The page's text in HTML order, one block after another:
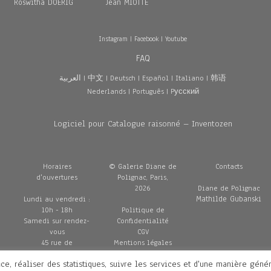
Roswitha DOERIG Jean MIOTTE
Instagram | Facebook|Youtube
FAQ
العربية |中文 | Deutsch | Español | Italiano |韩语
Nederlands| Português| Pусский
Logiciel pour Catalogue raisonné – Inventozen
Horaires
d'ouvertures
Lundi au vendredi :
10h - 18h
Samedi sur rendez-
vous
45 rue de
Penthièvre
75008 Paris
© Galerie Diane de
Polignac, Paris,
2026
Politique de
Confidentialité
CGV
Mentions légales
Livraisons
Contacts
Diane de Polignac
Mathilde Gubanski
réaliser des statistiques, suivre les services et d'une manière